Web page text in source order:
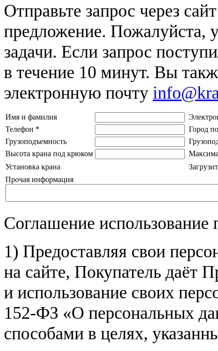
Отправьте запрос через
предложение. Пожалуйста,
задачи. Если запрос
в течение 10 минут. Вы
электронную почту
Имя и фамилия
Телефон *
Город
Грузоподъемность
Высота крана под крюком
Установка крана
Прочая информация
Соглашение
1) Предоставляя свои
на сайте, Покупатель даёт
и использование своих
152-ФЗ «О персональных
способами в целях,